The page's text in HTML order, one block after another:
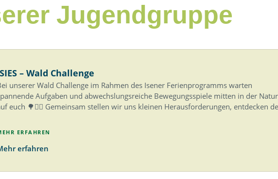
Jugendgruppe
– Wald Challenge
unserer Wald Challenge im Rahmen des Isener Ferienprogramms warten
Aufgaben und abwechslungsreiche Bewegungsspiele mitten in der Natur
euch 🌳🏃‍♀️ Gemeinsam stellen wir uns kleinen Herausforderungen, entdecken
ERFAHREN
erfahren